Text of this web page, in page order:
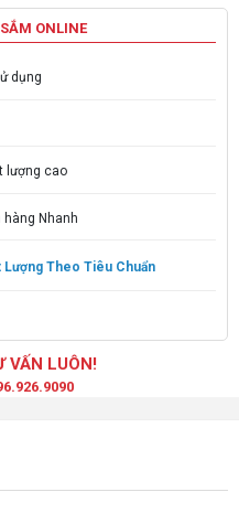
ONLINE
dụng
lượng cao
hàng Nhanh
Lượng Theo Tiêu Chuẩn
VẤN LUÔN!